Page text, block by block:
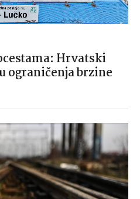
Hrvatski
ograničenja brzine